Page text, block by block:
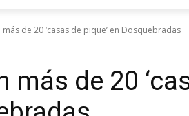
más de 20 ‘casas de pique’ en Dosquebradas
más de 20